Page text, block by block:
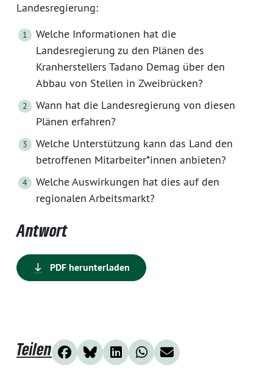
Landesregierung:
Welche Informationen hat die
Landesregierung zu den Plänen des
Kranherstellers Tadano Demag über den
Abbau von Stellen in Zweibrücken?
Wann hat die Landesregierung von diesen
Plänen erfahren?
Welche Unterstützung kann das Land den
betroffenen Mitarbeiter*innen anbieten?
Welche Auswirkungen hat dies auf den
regionalen Arbeitsmarkt?
Antwort
PDF herunterladen
Teilen